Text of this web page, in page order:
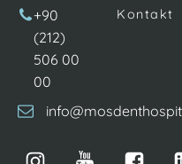
+90
(212)
506 00
00
Kontakt